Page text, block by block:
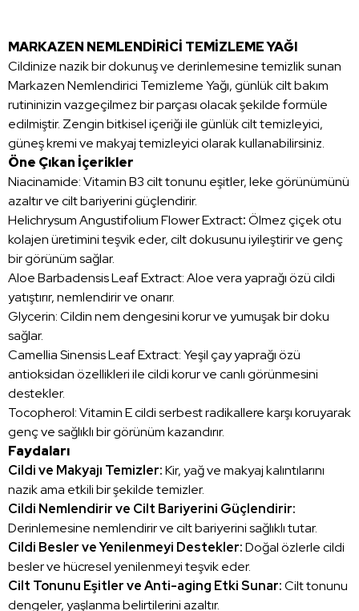
MARKAZEN NEMLENDİRİCİ TEMİZLEME YAĞI
Cildinize nazik bir dokunuş ve derinlemesine temizlik sunan
Markazen Nemlendirici Temizleme Yağı, günlük cilt bakım
rutininizin vazgeçilmez bir parçası olacak şekilde formüle
edilmiştir. Zengin bitkisel içeriği ile günlük cilt temizleyici,
güneş kremi ve makyaj temizleyici olarak kullanabilirsiniz.
Öne Çıkan İçerikler
Niacinamide: Vitamin B3 cilt tonunu eşitler, leke görünümünü
azaltır ve cilt bariyerini güçlendirir.
Helichrysum Angustifolium Flower Extract:Ölmez çiçek otu
kolajen üretimini teşvik eder, cilt dokusunu iyileştirir ve genç
bir görünüm sağlar.
Aloe Barbadensis Leaf Extract: Aloe vera yaprağı özü cildi
yatıştırır, nemlendirir ve onarır.
Glycerin:Cildin nem dengesini korur ve yumuşak bir doku
sağlar.
Camellia Sinensis Leaf Extract: Yeşil çay yaprağı özü
antioksidan özellikleri ile cildi korur ve canlı görünmesini
destekler.
Tocopherol: Vitamin E cildi serbest radikallere karşı koruyarak
genç ve sağlıklı bir görünüm kazandırır.
Faydaları
Cildi ve Makyajı Temizler:Kir, yağ ve makyaj kalıntılarını
nazik ama etkili bir şekilde temizler.
Cildi Nemlendirir ve Cilt Bariyerini Güçlendirir:
Derinlemesine nemlendirir ve cilt bariyerini sağlıklı tutar.
Cildi Besler ve Yenilenmeyi Destekler:Doğal özlerle cildi
besler ve hücresel yenilenmeyi teşvik eder.
Cilt Tonunu Eşitler ve Anti-aging Etki Sunar:Cilt tonunu
dengeler, yaşlanma belirtilerini azaltır.